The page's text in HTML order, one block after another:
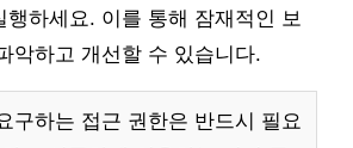
행하세요. 이를 통해 잠재적인 보
악하고 개선할 수 있습니다.
구하는 접근 권한은 반드시 필요